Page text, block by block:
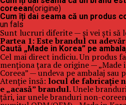
coreean(origine)
Cum îți dai seama că un produs
un fals
Sunt lucruri diferite — și vei ști să
Partea 1: Este brandul cu
Caută „Made in Korea” pe
Cel mai direct indiciu. Un produs
menționa țara de origine — „Made
Coreea” — undeva pe ambalaj
Atenție însă: locul de fabricație
e „acasă” brandul.Unele
țări, iar unele branduri non-